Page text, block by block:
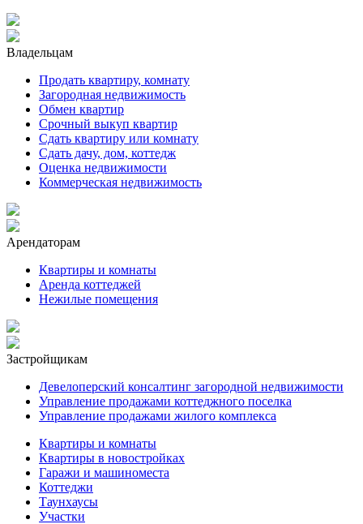
Владельцам
Продать квартиру, комнату
Загородная недвижимость
Обмен квартир
Срочный выкуп квартир
Сдать квартиру или комнату
Сдать дачу, дом, коттедж
Оценка недвижимости
Коммерческая недвижимость
Арендаторам
Квартиры и комнаты
Аренда коттеджей
Нежилые помещения
Застройщикам
Девелоперский консалтинг загородной недвижимости
Управление продажами коттеджного поселка
Управление продажами жилого комплекса
Квартиры и комнаты
Квартиры в новостройках
Гаражи и машиноместа
Коттеджи
Таунхаусы
Участки